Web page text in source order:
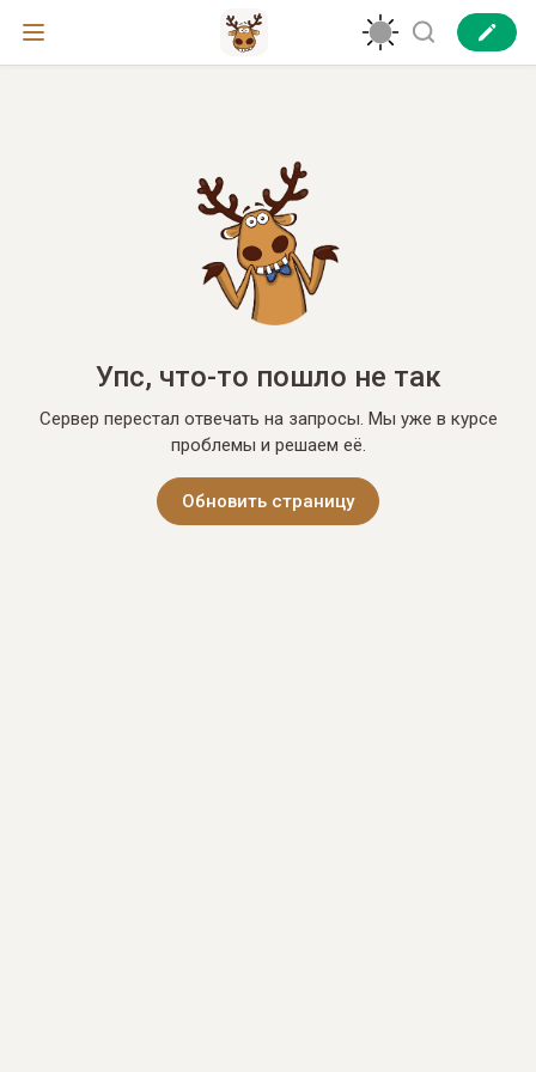
Упс, что-то пошло не так
Сервер перестал отвечать на запросы. Мы уже в курсе
проблемы и решаем её.
Обновить страницу